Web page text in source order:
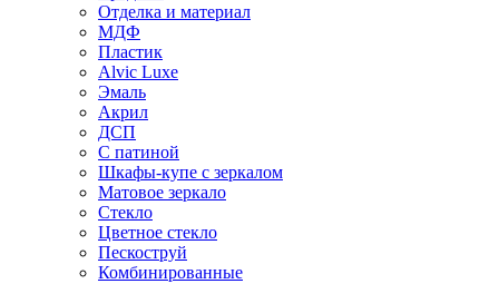
Отделка и материал
МДФ
Пластик
Alvic Luxe
Эмаль
Акрил
ДСП
С патиной
Шкафы-купе с зеркалом
Матовое зеркало
Стекло
Цветное стекло
Пескоструй
Комбинированные